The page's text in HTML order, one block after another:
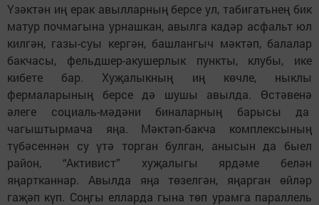
Үзәктән иң ерак авылларның берсе ул, табигатьнең бик
матур почмагына урнашкан, авылга кадәр асфальт юл
килгән, газы-суы кергән, башлангыч мәктәп, балалар
бакчасы, фельдшер-акушерлык пункты, клубы, ике
кибете бар. Хуҗалыкның иң көчле, ныклы
фермаларының берсе дә шушы авылда. Өстәвенә
әлеге социаль-мәдәни биналарның барысы да
чагыштырмача яңа. Мәктәп-бакча комплексының
түбәсеннән су үтә торган булган, анысын да быел
район, “Активист” хуҗалыгы ярдәме белән
яңартканнар. Авылда яңа төзелгән, яңарган өйләр
гаҗәп күп. Соңгы елларда гына төп урамга параллель